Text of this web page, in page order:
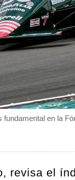
fundamental en la
revisa el